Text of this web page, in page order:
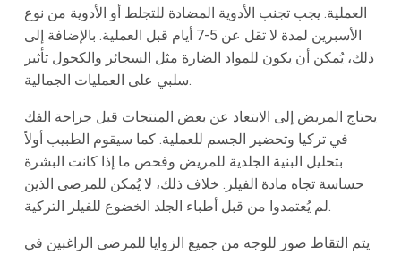
العملية. يجب تجنب الأدوية المضادة للتجلط أو الأدوية من نوع
الأسبرين لمدة لا تقل عن 5-7 أيام قبل العملية. بالإضافة إلى
ذلك، يُمكن أن يكون للمواد الضارة مثل السجائر والكحول تأثير
سلبي على العمليات الجمالية.
يحتاج المريض إلى الابتعاد عن بعض المنتجات قبل جراحة الفك
في تركيا وتحضير الجسم للعملية. كما سيقوم الطبيب أولاً
بتحليل البنية الجلدية للمريض وفحص ما إذا كانت البشرة
حساسة تجاه مادة الفيلر. خلاف ذلك، لا يُمكن للمرضى الذين
لم يُعتمدوا من قبل أطباء الجلد الخضوع للفيلر التركية.
يتم التقاط صور للوجه من جميع الزوايا للمرضى الراغبين في